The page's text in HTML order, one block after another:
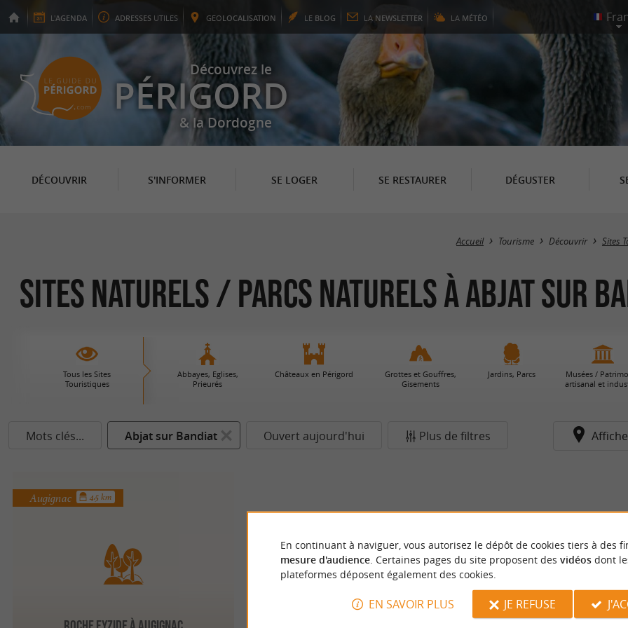
L'AGENDA ADRESSES UTILES GEOLOCALISATION LE BLOG LA NEWSLETTER LA MÉTÉO
Découvrez le
PÉRIGORD
& la Dordogne
DÉCOUVRIR S'INFORMER SE LOGER SE RESTAURER DÉGUSTER
Accueil Tourisme Découvrir Sites
Sites Naturels / Parcs Naturels à Abjat sur
Tous les Sites
Touristiques
Abbayes, Eglises,
Prieurés
Châteaux en Périgord
Grottes et Gouffres,
Gisements
Jardins, Parcs
Musées /
artisanal et
Mots clés... Abjat sur Bandiat Ouvert aujourd'hui Plus de filtres
Augignac 4.5 km
En continuant à naviguer, vous autorisez le dépôt de cookies tiers à des
mesure d'audience. Certaines pages du site proposent des vidéosdont
plateformes déposent également des cookies.
EN SAVOIR PLUS JE REFUSE